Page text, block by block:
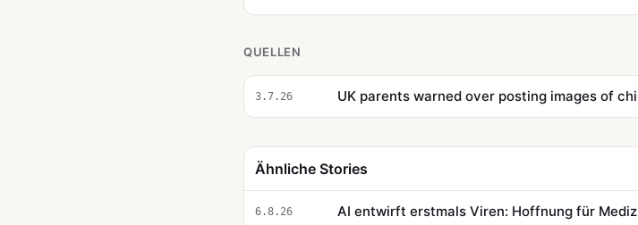
QUELLEN
3.7.26 UK parents warned over posting images of
Ähnliche Stories
6.8.26 AI entwirft erstmals Viren: Hoffnung für